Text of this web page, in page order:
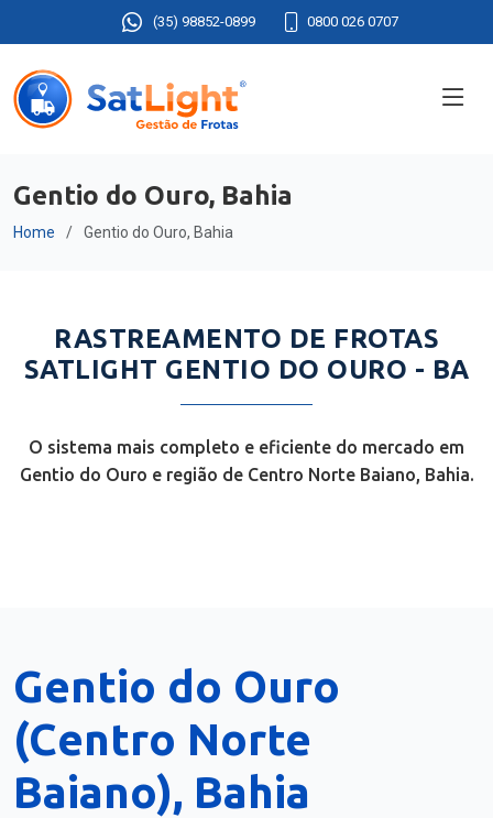
(35) 98852-0899 0800 026 0707
Gentio do Ouro, Bahia
Home Gentio do Ouro, Bahia
RASTREAMENTO DE FROTAS
SATLIGHT GENTIO DO OURO - BA
O sistema mais completo e eficiente do mercado em
Gentio do Ouro e região de Centro Norte Baiano, Bahia.
Gentio do Ouro
(Centro Norte
Baiano), Bahia